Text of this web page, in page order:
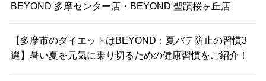
BEYOND 多摩センター店・BEYOND 聖蹟桜ヶ丘店
【多摩市のダイエットはBEYOND：夏バテ防止の習慣3
選】暑い夏を元気に乗り切るための健康習慣をご紹介！